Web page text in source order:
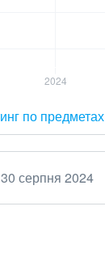
по предметах
серпня 2024